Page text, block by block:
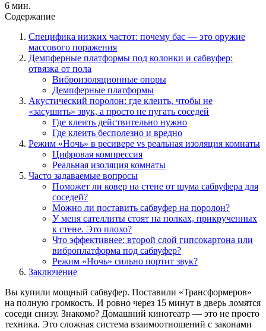
6 мин.
Содержание
Специфика низких частот: почему бас — это оружие
массового поражения
Демпферные платформы под колонки и сабвуфер:
отвязка от пола
Виброизоляционные опоры
Демпферные платформы
Акустический поролон: где клеить, чтобы не
«засушить» звук, а просто не пугать соседей
Где клеить действительно нужно
Где клеить бесполезно и вредно
Режим «Ночь» в ресивере vs реальная изоляция комнаты
Цифровая компрессия
Реальная изоляция комнаты
Часто задаваемые вопросы
Поможет ли ковер на стене от шума сабвуфера для
соседей?
Можно ли поставить сабвуфер на поролон?
У меня сателлиты стоят на полках, прикрученных
к стене. Это плохо?
Что эффективнее: второй слой гипсокартона или
виброплатформа под сабвуфер?
Режим «Ночь» сильно портит звук?
Заключение
Вы купили мощный сабвуфер. Поставили «Трансформеров»
на полную громкость. И ровно через 15 минут в дверь ломятся
соседи снизу. Знакомо? Домашний кинотеатр — это не просто
техника. Это сложная система взаимоотношений с законами